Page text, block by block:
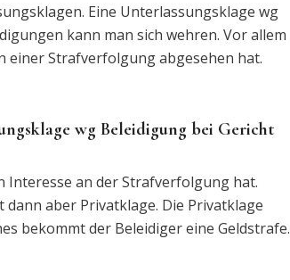
Eine Unterlassungsklage wg
kann man sich wehren. Vor allem
einer Strafverfolgung abgesehen hat.
wg Beleidigung bei Gericht
Interesse an der Strafverfolgung hat.
aber Privatklage. Die Privatklage
bekommt der Beleidiger eine Geldstrafe.